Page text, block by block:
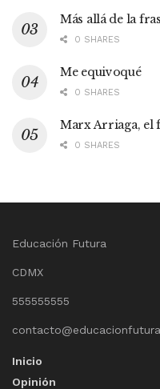
Más allá de la
0 SHARES
Me equivoqué
0 SHARES
Marx Arriaga, el
0 SHARES
Educación Futura
CDMX
555555555
Inicio
Opinión